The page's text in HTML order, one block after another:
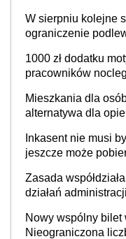
W sierpniu kolejne
ograniczenie
cały kraj
1000 zł dodatku
pracowników
Mieszkania dla
alternatywa dla
Inkasent nie musi
jeszcze może
Zasada
działań
Nowy wspólny bilet
Nieograniczona